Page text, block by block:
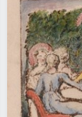
impressionnisme,
nu.